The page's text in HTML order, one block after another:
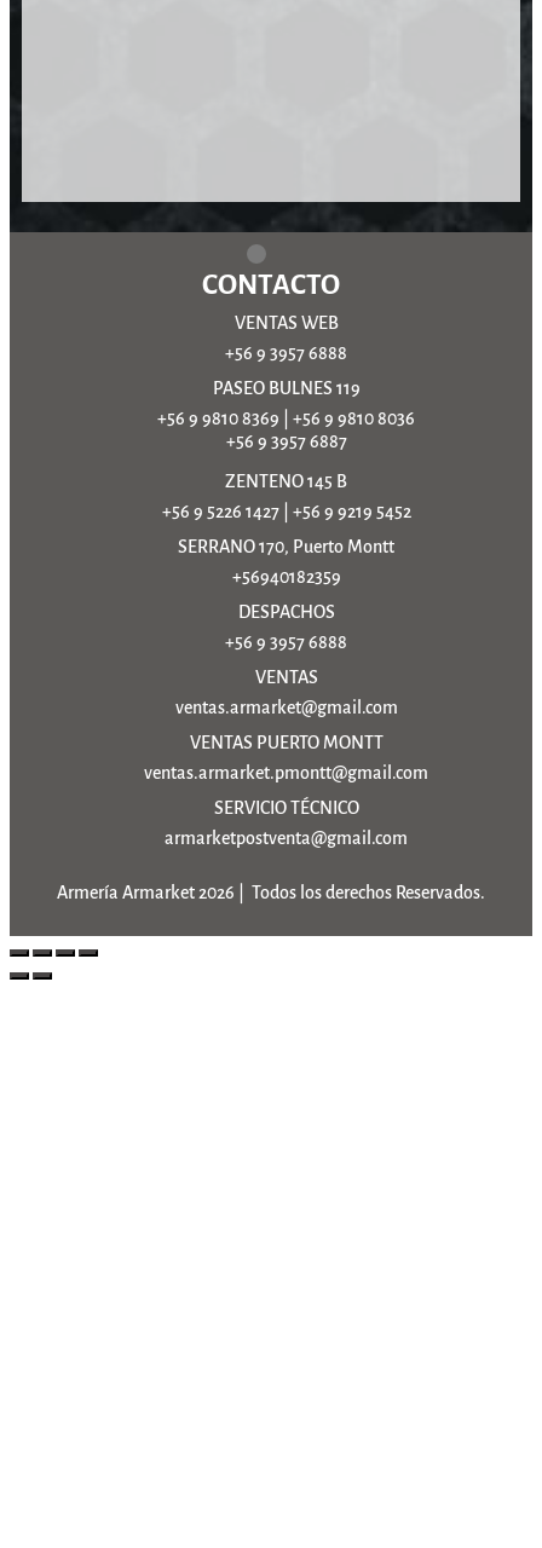
CONTACTO
VENTAS WEB
+56 9 3957 6888
PASEO BULNES 119
+56 9 9810 8369
+56 9 9810 8036
+56 9 3957 6887
ZENTENO 145 B
+56 9 5226 1427| +56 9 9219 5452
SERRANO 170, Puerto Montt
+56940182359
DESPACHOS
+56 9 3957 6888
VENTAS
ventas.armarket@gmail.com
VENTAS PUERTO MONTT
ventas.armarket.pmontt@gmail.com
SERVICIO TÉCNICO
armarketpostventa@gmail.com
Armería Armarket 2026 | Todos los derechos Reservados.